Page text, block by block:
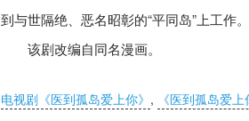
到与世隔绝、恶名昭彰的“平同岛”上工作
该剧改编自同名漫画。
电视剧《医到孤岛爱上你》 , 《医到孤岛爱